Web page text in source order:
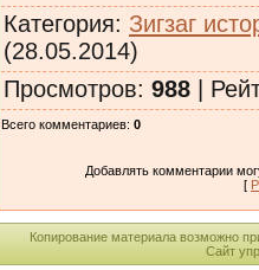
Категория: Зигзаг
(28.05.2014)
Просмотров: 988 |
Всего комментариев: 0
Добавлять комментарии
[
Копирование материала возможно
Сайт